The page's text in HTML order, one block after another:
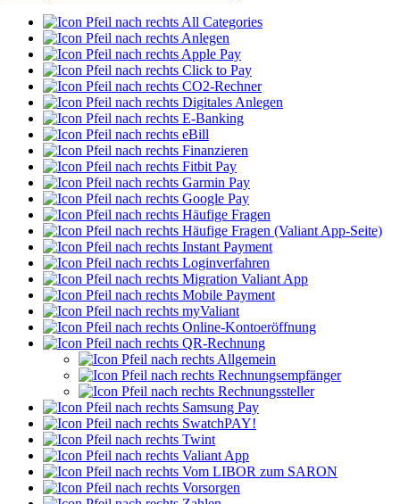
All Categories
Anlegen
Apple Pay
Click to Pay
CO2-Rechner
Digitales Anlegen
E-Banking
eBill
Finanzieren
Fitbit Pay
Garmin Pay
Google Pay
Häufige Fragen
Häufige Fragen (Valiant App-Seite)
Instant Payment
Loginverfahren
Migration Valiant App
Mobile Payment
myValiant
Online-Kontoeröffnung
QR-Rechnung
Allgemein
Rechnungsempfänger
Rechnungssteller
Samsung Pay
SwatchPAY!
Twint
Valiant App
Vom LIBOR zum SARON
Vorsorgen